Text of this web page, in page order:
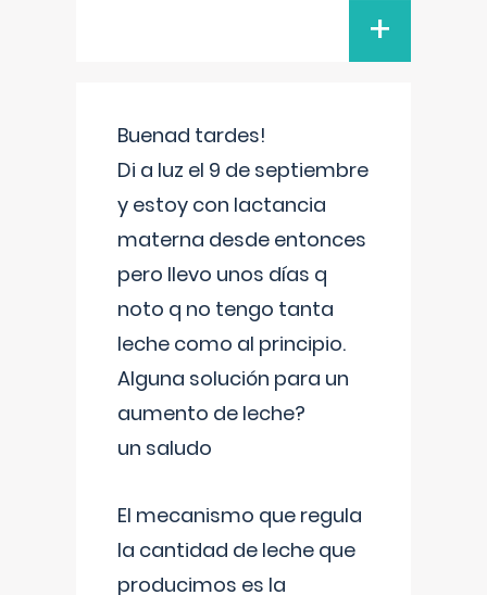
+
Buenad tardes!
Di a luz el 9 de septiembre
y estoy con lactancia
materna desde entonces
pero llevo unos días q
noto q no tengo tanta
leche como al principio.
Alguna solución para un
aumento de leche?
un saludo
El mecanismo que regula
la cantidad de leche que
producimos es la